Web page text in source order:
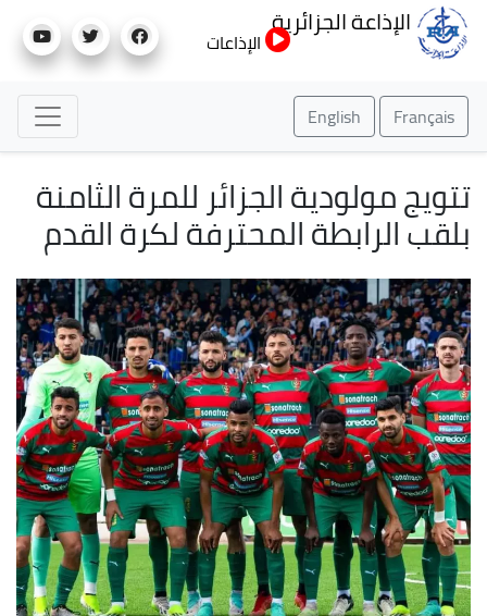
إلى
الإذاعة الجزائرية
الإذاعات
Français
English
تتويج مولودية الجزائر للمرة الثامنة
بلقب الرابطة المحترفة لكرة القدم